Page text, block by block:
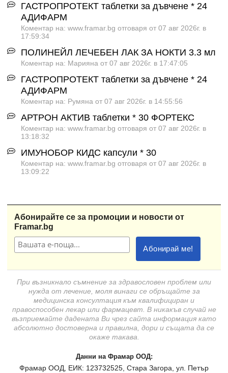
ГАСТРОПРОТЕКТ таблетки за дъвчене * 24
АДИФАРМ
Коментар на: www.framar.bg отговаря от 07 авг 2026г. в
17:59:34
ПОЛИНЕЙЛ ЛЕЧЕБЕН ЛАК ЗА НОКТИ 3.3 мл
Коментар на: Марияна от 07 авг 2026г. в 17:47:05
ГАСТРОПРОТЕКТ таблетки за дъвчене * 24
АДИФАРМ
Коментар на: Румяна от 07 авг 2026г. в 14:55:56
АРТРОН АКТИВ таблетки * 30 ФОРТЕКС
Коментар на: www.framar.bg отговаря от 07 авг 2026г. в
13:18:32
ИМУНОБОР КИДС капсули * 30
Коментар на: www.framar.bg отговаря от 07 авг 2026г. в
13:09:22
Абонирайте се за промоции и новости от
Framar.bg
При възникнало съмнение за здравословен проблем или
нужда от лечение, моля винаги се обръщайте за
медицинска консултация към квалифициран и
правоспособен лекар или фармацевт. В никакъв случай не
възприемайте дадената Ви чрез сайта информация като
абсолютно достоверна и правилна, дори и същата да се
окаже такава.
Данни на Фрамар ООД:
Фрамар ООД, ЕИК: 123732525, Стара Загора, ул. Петър